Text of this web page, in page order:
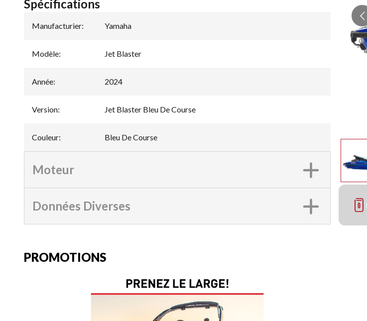
Spécifications
Manufacturier: Yamaha
Modèle: Jet Blaster
Année: 2024
Version: Jet Blaster Bleu De Course
Couleur: Bleu De Course
Moteur
Données Diverses
PROMOTIONS